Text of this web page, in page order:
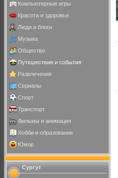
Компьютерные игры
Красота и здоровье
Люди и блоги
Музыка
Общество
Путешествия и события
Развлечения
Сериалы
Спорт
Транспорт
Фильмы и анимация
Хобби и образование
Юмор
Сургут